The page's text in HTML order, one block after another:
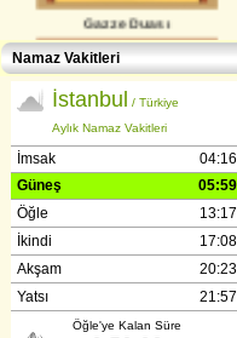
Gazze Duası
Gençlerle İletişim (Günışığı-
Reşitpaşa​) Abdülhamit Kahraman
Namaz Vakitleri